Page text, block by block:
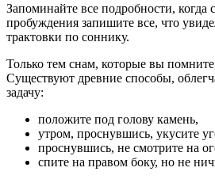
Запоминайте все подробности,
пробуждения запишите все, что
трактовки по соннику.
Только тем снам, которые вы
Существуют древние способы,
задачу:
положите под голову камень,
утром, проснувшись, укусите
проснувшись, не смотрите на
спите на правом боку, но не